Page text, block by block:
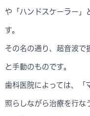
や「ハンドスケーラー」
す。
その名の通り、超音波で
と手動のものです。
歯科医院によっては、「
照らしながら治療を行な